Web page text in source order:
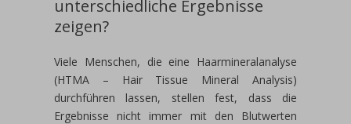
unterschiedliche Ergebnisse
zeigen?
Viele Menschen, die eine Haarmineralanalyse
(HTMA – Hair Tissue Mineral Analysis)
durchführen lassen, stellen fest, dass die
Ergebnisse nicht immer mit den Blutwerten